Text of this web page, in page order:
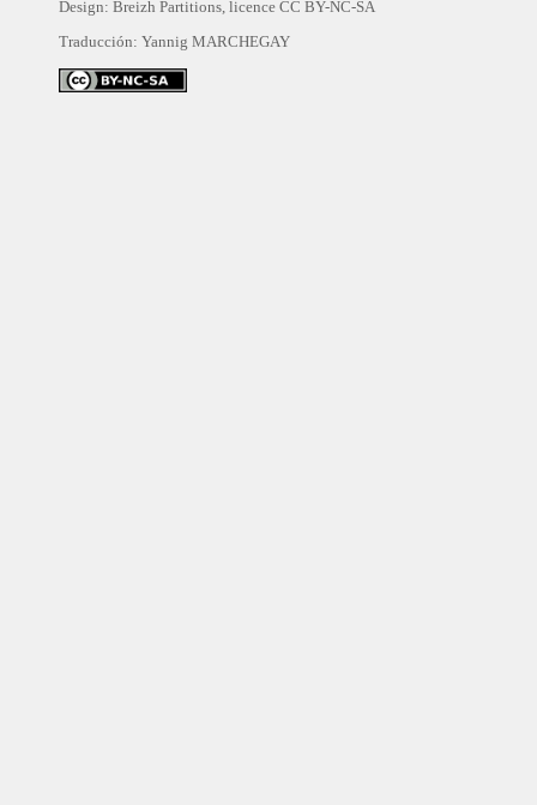
Design: Breizh Partitions, licence CC BY-NC-SA
Traducción: Yannig MARCHEGAY